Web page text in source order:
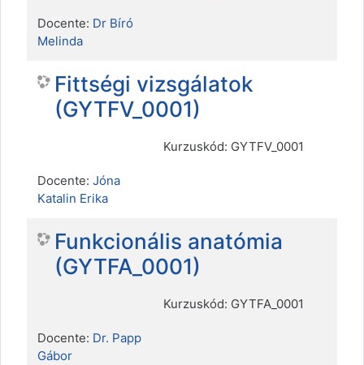
Docente: Dr Bíró
Melinda
Fittségi vizsgálatok
(GYTFV_0001)
Kurzuskód: GYTFV_0001
Docente: Jóna
Katalin Erika
Funkcionális anatómia
(GYTFA_0001)
Kurzuskód: GYTFA_0001
Docente: Dr. Papp
Gábor